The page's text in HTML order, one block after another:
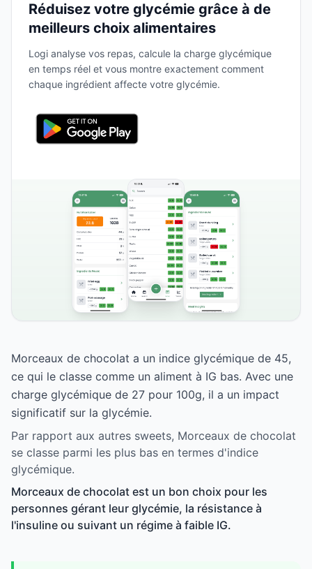
Réduisez votre glycémie grâce à de
meilleurs choix alimentaires
Logi analyse vos repas, calcule la charge glycémique
en temps réel et vous montre exactement comment
chaque ingrédient affecte votre glycémie.
Morceaux de chocolat a un indice glycémique de 45,
ce qui le classe comme un aliment à IG bas. Avec une
charge glycémique de 27 pour 100g, il a un impact
significatif sur la glycémie.
Par rapport aux autres sweets, Morceaux de chocolat
se classe parmi les plus bas en termes d'indice
glycémique.
Morceaux de chocolat est un bon choix pour les
personnes gérant leur glycémie, la résistance à
l'insuline ou suivant un régime à faible IG.